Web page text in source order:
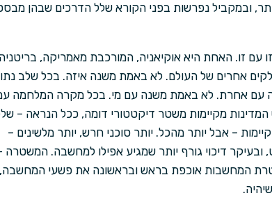
ובמקביל נפרשות בפני הקורא שלל הדרכים שבהן
זו. האחת היא אוקיאניה, המורכבת מאמריקה,
אחרים של העולם. לא באמת משנה איזה. בכל שלב
עם אחרת. לא באמת משנה עם מי. בכל מקרה המלחמה
מקיימות משטר דיקטטורי דומה, ככל הנראה –
– אבל יותר מהכל. יותר סוכני חרש, יותר מלשינים –
ובעיקר דיכוי גורף יותר שמגיע אפילו למחשבה. המשטרה
המחשבות אוכפת בראש ובראשונה את פשעי המחשבה,